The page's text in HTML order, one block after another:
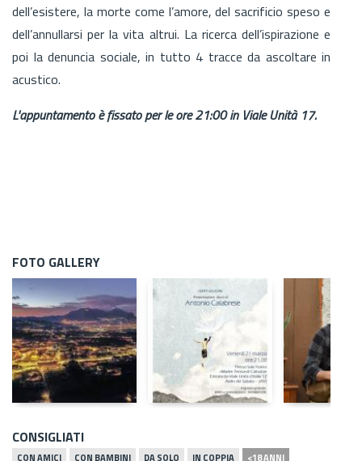
dell’esistere, la morte come l’amore, del sacrificio speso e
dell’annullarsi per la vita altrui. La ricerca dell’ispirazione e
poi la denuncia sociale, in tutto 4 tracce da ascoltare in
acustico.
L'appuntamento è fissato per le ore 21:00 in Viale Unità 17.
FOTO GALLERY
CONSIGLIATI
CON AMICI CON BAMBINI DA SOLO IN COPPIA <18 ANNI